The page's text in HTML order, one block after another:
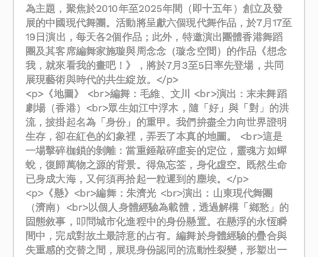
為主題，聚焦於2010年至2025年間（即十五年）創立及發
展的中國現代舞團。活動將呈獻六個現代舞作品，於7月17至
19日演出，每天各2個作品；此外，特邀演出團體香港舞蹈
團及其客席編舞家施璇與周念念（璇念空間）的作品《想念
我，就來看我的畫吧！》，將於7月3至5日率先登場，共同
展現藝術與時代的共生綻放。</p>
<p>《地圖》 <br>編舞：毛維、文川 <br>演出：末未舞蹈
劇場（香港）<br>眾生如江中浮木，隨「好」與「對」的洪
流，披掛起名為「身份」的重甲。我們拚盡全力向世界證明
生存，卻在紅色的幻象裡，弄丟了本真的地圖。 <br>這是
一場擊碎枷鎖的剝離：當重錘敲碎虛妄的定位，靈魂方如蟬
蛻，復歸萬物之源的背景。得魚忘筌，身化虛空。既然生命
已身成大海，又何須再拾起一粒遲到的塵埃。</p>
<p>《懸》<br>編舞：朱濟光 <br>演出：山東現代舞團
（濟南）<br>以個人身體經驗為載體，透過解構「鄉愁」的
固態敘事，叩問城市化進程中的身份懸置。在懸浮的永恆瞬
間中，完成對故土最詩意的占有。編舞於身體經驗的疊合與
失重感的交替之間，展現身份認同的流動性裂變，形塑出一